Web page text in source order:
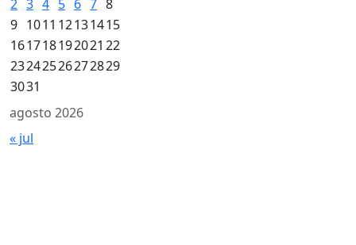
agosto 2026
2 3 4 5 6 7 8
9 1011 12131415
161718192021 22
23242526272829
3031
« jul